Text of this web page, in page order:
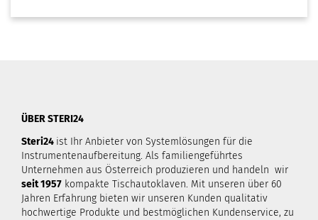
ÜBER STERI24
Steri24 ist Ihr Anbieter von Systemlösungen für die
Instrumentenaufbereitung. Als familiengeführtes
Unternehmen aus Österreich produzieren und handeln wir
seit 1957 kompakte Tischautoklaven. Mit unseren über 60
Jahren Erfahrung bieten wir unseren Kunden qualitativ
hochwertige Produkte und bestmöglichen Kundenservice, zu